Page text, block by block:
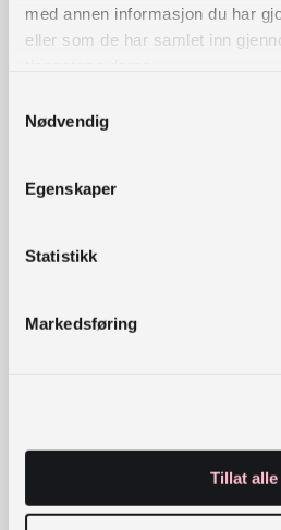
med annen informasjon du har
eller som de har samlet inn
Nødvendig
Egenskaper
Statistikk
Markedsføring
Tillat alle
Alle bøker for voksne
Bildebøker
Veien inn :